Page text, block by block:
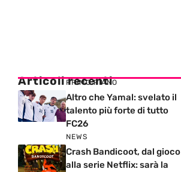
Articoli recenti
PRIMO PIANO
Altro che Yamal: svelato il
talento più forte di tutto
FC26
NEWS
Crash Bandicoot, dal gioco
alla serie Netflix: sarà la